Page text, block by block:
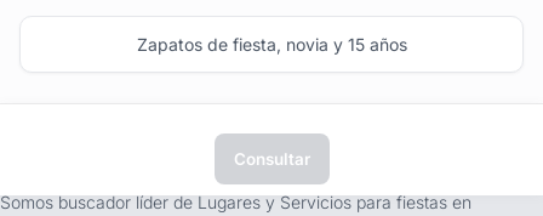
Zapatos de fiesta, novia y 15 años
Consultar
Somos buscador líder de Lugares y Servicios para fiestas en